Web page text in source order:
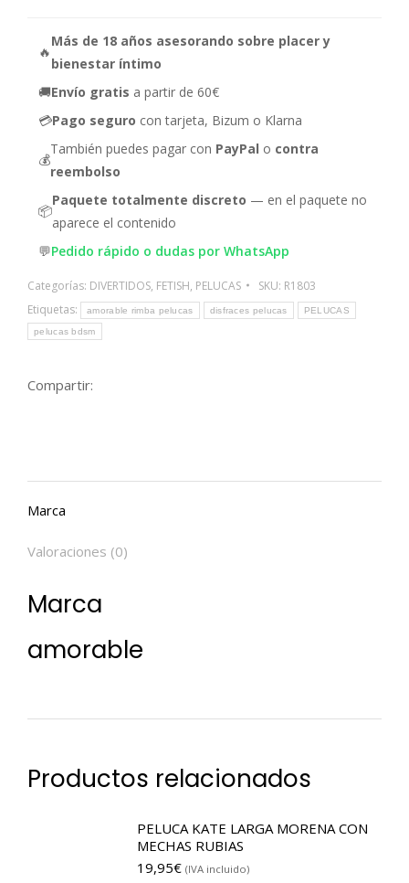
🔥
Más de 18 años asesorando sobre placer y
bienestar íntimo
🚚Envío gratis a partir de 60€
💳Pago seguro con tarjeta, Bizum o Klarna
💰
También puedes pagar con PayPal o contra
reembolso
📦
Paquete totalmente discreto — en el paquete no
aparece el contenido
💬Pedido rápido o dudas por WhatsApp
Categorías: DIVERTIDOS, FETISH, PELUCAS SKU: R1803
Etiquetas:
amorable rimba pelucas disfraces pelucas PELUCAS
pelucas bdsm
Compartir:
Marca
Valoraciones (0)
Marca
amorable
Productos relacionados
PELUCA KATE LARGA MORENA CON
MECHAS RUBIAS
19,95€ (IVA incluido)